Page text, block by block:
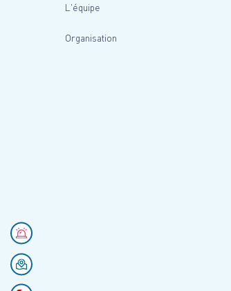
L'équipe
Organisation